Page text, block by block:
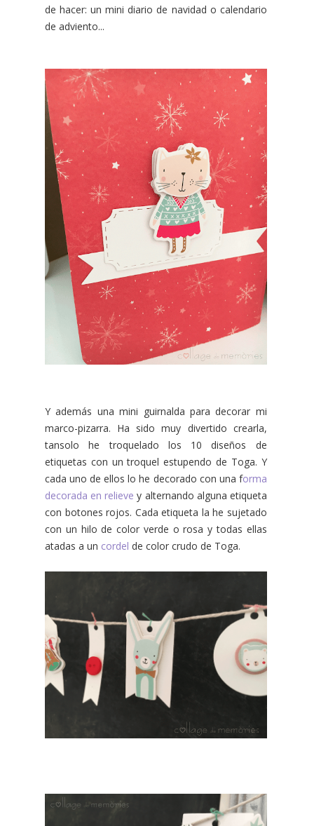
de hacer: un mini diario de navidad o calendario
de adviento...
Y además una mini guirnalda para decorar mi
marco-pizarra. Ha sido muy divertido crearla,
tansolo he troquelado los 10 diseños de
etiquetas con un troquel estupendo de Toga. Y
cada uno de ellos lo he decorado con una forma
decorada en relieve y alternando alguna etiqueta
con botones rojos. Cada etiqueta la he sujetado
con un hilo de color verde o rosa y todas ellas
atadas a un cordel de color crudo de Toga.